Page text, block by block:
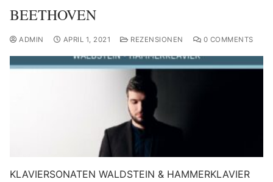
BEETHOVEN
ADMIN APRIL 1, 2021 REZENSIONEN 0 COMMENTS
KLAVIERSONATEN WALDSTEIN & HAMMERKLAVIER